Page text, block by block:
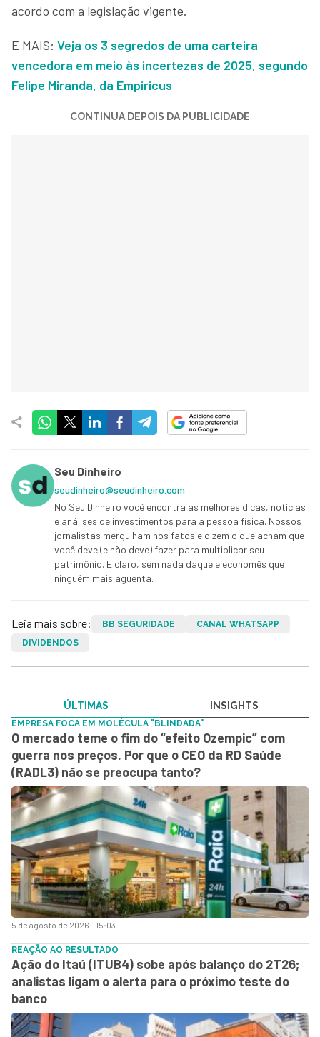
acordo com a legislação vigente.
E MAIS: Veja os 3 segredos de uma carteira
vencedora em meio às incertezas de 2025, segundo
Felipe Miranda, da Empiricus
CONTINUA DEPOIS DA PUBLICIDADE
Seu Dinheiro
seudinheiro@seudinheiro.com
No Seu Dinheiro você encontra as melhores dicas, notícias
e análises de investimentos para a pessoa física. Nossos
jornalistas mergulham nos fatos e dizem o que acham que
você deve (e não deve) fazer para multiplicar seu
patrimônio. E claro, sem nada daquele economês que
ninguém mais aguenta.
Leia mais sobre: BB SEGURIDADE
CANAL WHATSAPP
DIVIDENDOS
ÚLTIMAS IN$IGHTS
5 de agosto de 2026 - 15:03
EMPRESA FOCA EM MOLÉCULA "BLINDADA"
O mercado teme o fim do “efeito Ozempic” com
guerra nos preços. Por que o CEO da RD Saúde
(RADL3) não se preocupa tanto?
REAÇÃO AO RESULTADO
Ação do Itaú (ITUB4) sobe após balanço do 2T26;
analistas ligam o alerta para o próximo teste do
banco